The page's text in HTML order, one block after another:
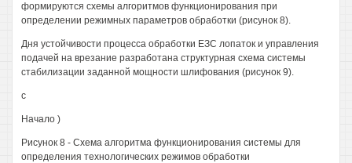
формируются схемы алгоритмов функционирования при
определении режимных параметров обработки (рисунок 8).
Дня устойчивости процесса обработки ЕЗС лопаток и управления
подачей на врезание разработана структурная схема системы
стабилизации заданной мощности шлифования (рисунок 9).
с
Начало )
Рисунок 8 - Схема алгоритма функционирования системы для
определения технологических режимов обработки